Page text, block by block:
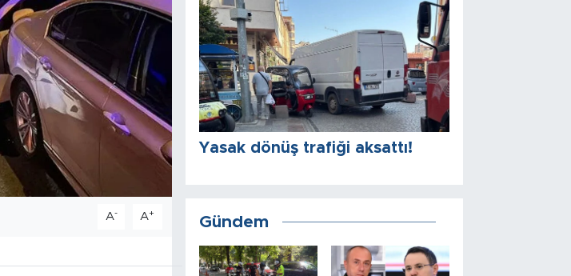
A- A+
Yasak dönüş trafiği aksattı!
Gündem